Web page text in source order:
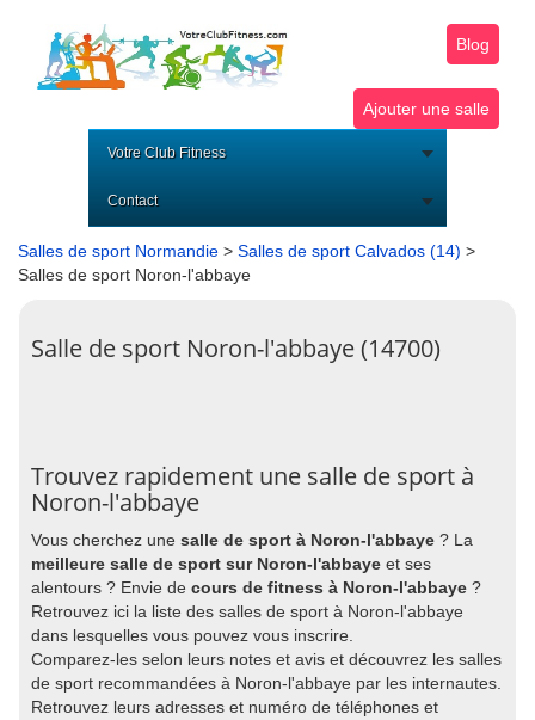
Blog
Ajouter une salle
Votre Club Fitness
Contact
Salles de sport Normandie > Salles de sport Calvados (14) >
Salles de sport Noron-l'abbaye
Salle de sport Noron-l'abbaye (14700)
Trouvez rapidement une salle de sport à
Noron-l'abbaye
Vous cherchez une salle de sport à Noron-l'abbaye ? La
meilleure salle de sport sur Noron-l'abbaye et ses
alentours ? Envie de cours de fitness à Noron-l'abbaye ?
Retrouvez ici la liste des salles de sport à Noron-l'abbaye
dans lesquelles vous pouvez vous inscrire.
Comparez-les selon leurs notes et avis et découvrez les salles
de sport recommandées à Noron-l'abbaye par les internautes.
Retrouvez leurs adresses et numéro de téléphones et